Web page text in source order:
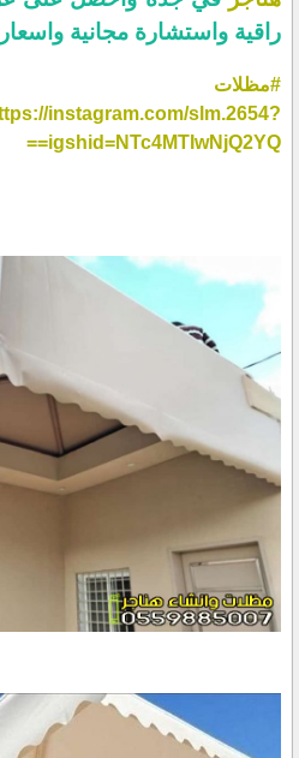
راقية واستشارة مجانية
#مظلات
instagram.com/slm.2654?
igshid=NTc4MTIwNjQ2YQ==